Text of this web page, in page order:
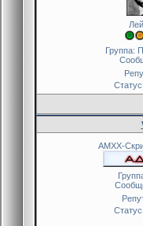
Группа:
Статус:
AMXX-
Статус: